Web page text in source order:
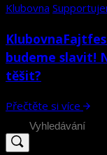
Klubovna
budeme slavit!
těšit?
Přečtěte si více
Search
for: